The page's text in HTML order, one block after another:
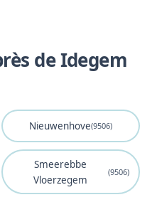
de Idegem
Nieuwenhove(9506)
Smeerebbe
Vloerzegem
(9506)